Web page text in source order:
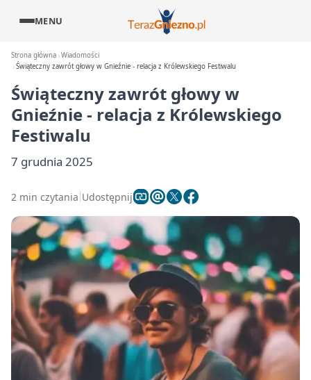
MENU
Strona główna Wiadomości
Świąteczny zawrót głowy w Gnieźnie - relacja z Królewskiego Festiwalu
Świąteczny zawrót głowy w
Gnieźnie - relacja z Królewskiego
Festiwalu
7 grudnia 2025
2 min czytania Udostępnij